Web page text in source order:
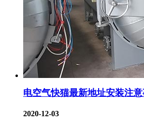
电空气快猫最新地址安装注
2020-12-03